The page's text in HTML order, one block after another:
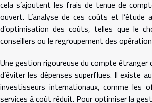
cela s’ajoutent les frais de tenue de
ouvert. L’analyse de ces coûts et
d’optimisation des coûts, telles que le
conseillers ou le regroupement des
Une gestion rigoureuse du compte
d’éviter les dépenses superflues. Il existe
investisseurs internationaux, comme les
services à coût réduit. Pour optimiser la